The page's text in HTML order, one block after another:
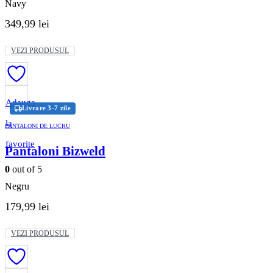
Navy
349,99 lei
VEZI PRODUSUL
Acest
produs
variații.
Opțiunile
în
Adauga
la
favorite
Livrare 3-7 zile
PANTALONI DE LUCRU
Pantaloni Bizweld
0 out of 5
Negru
179,99 lei
VEZI PRODUSUL
Acest
produs